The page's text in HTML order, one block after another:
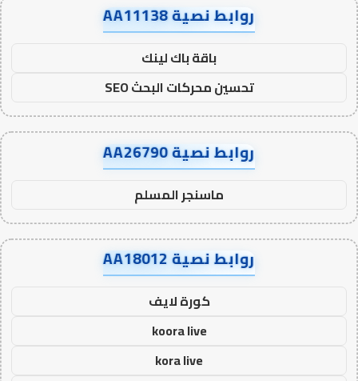
روابط نصية AA11138
باقة باك لينك
تحسين محركات البحث SEO
روابط نصية AA26790
ماسنجر المسلم
روابط نصية AA18012
كورة لايف
koora live
kora live